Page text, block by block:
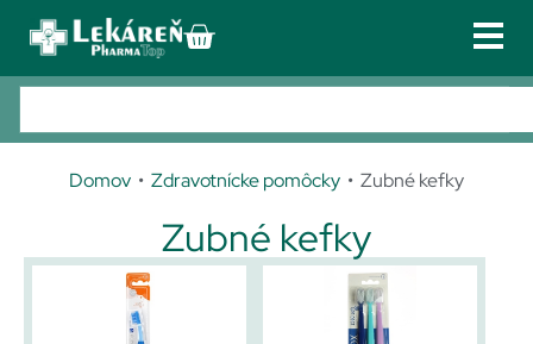
Domov • Zdravotnícke pomôcky • Zubné kefky
433
matop
Kozmetika
Zdravotnícke pomôcky
Služby u násTIP!
Zubné kefky